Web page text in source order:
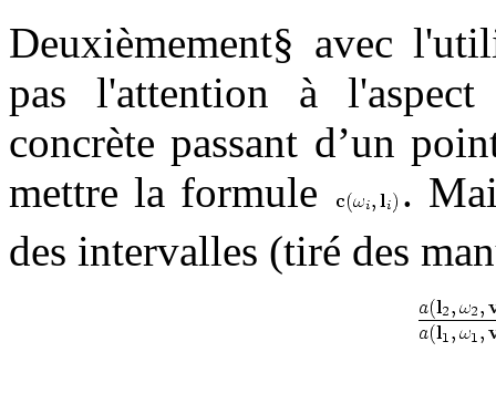
Deuxièmement§ avec
pas l'attention à
concrète passant d’un
mettre la formule
.
des intervalles (tiré des